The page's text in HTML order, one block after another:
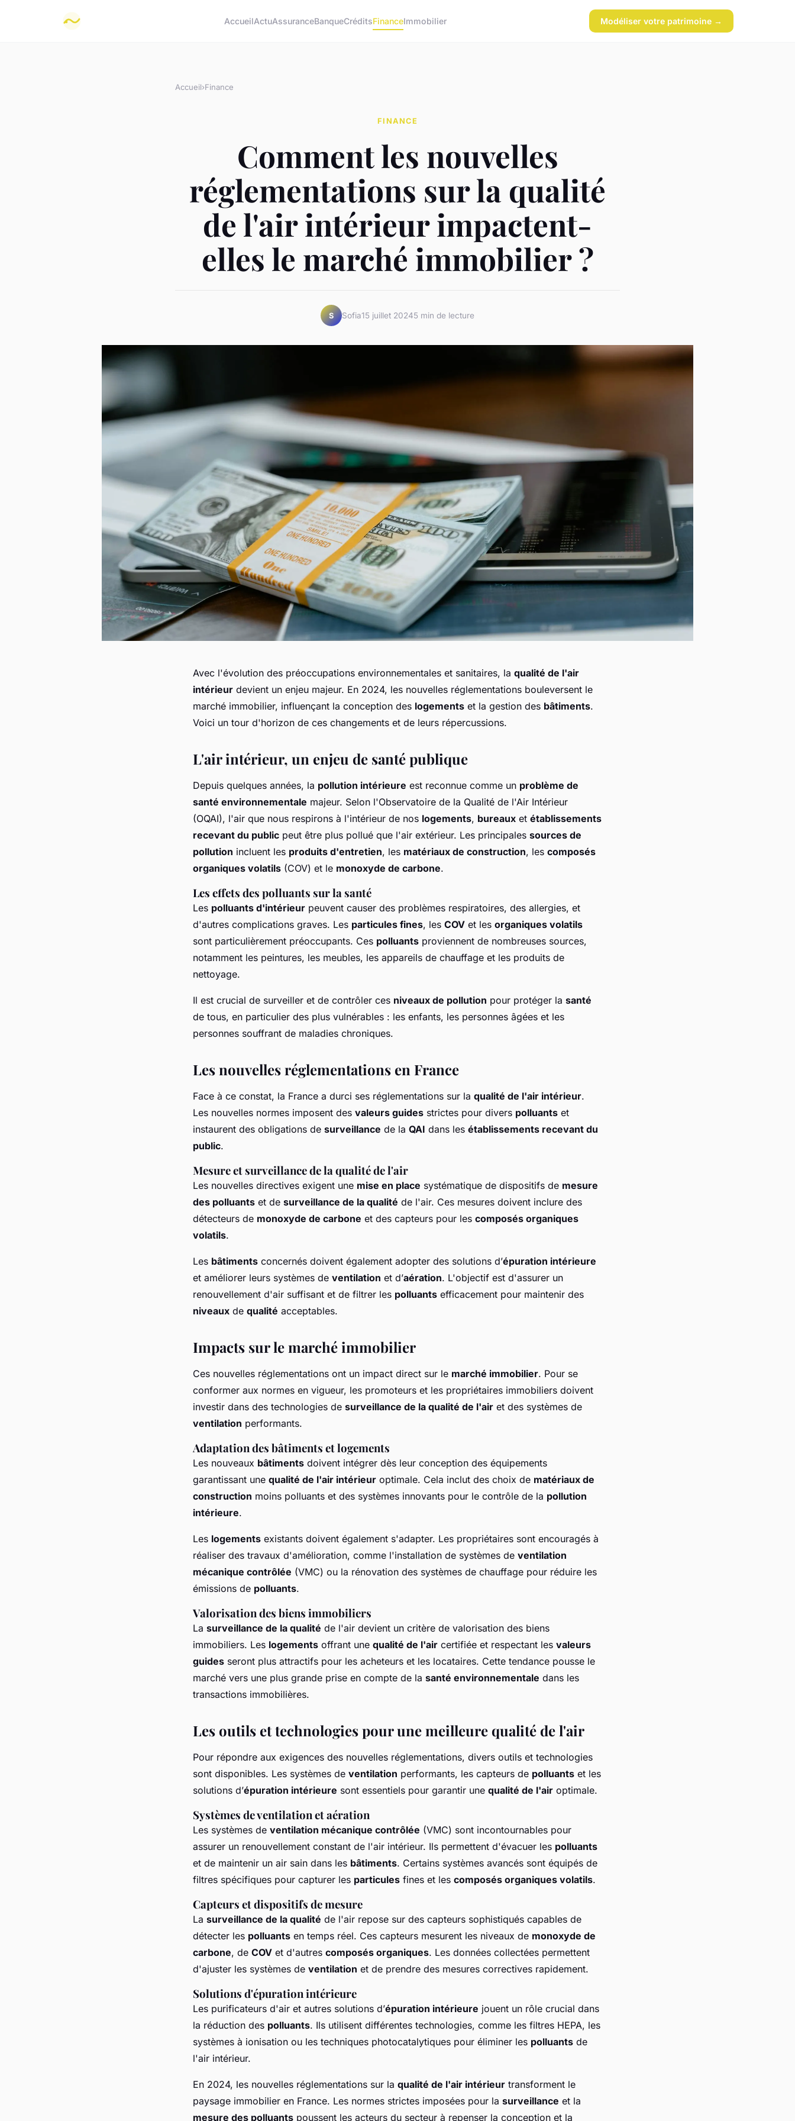
AccueilActuAssuranceBanqueCréditsFinanceImmobilier Modéliser votre patrimoine →
Accueil›Finance
FINANCE
Comment les nouvelles
réglementations sur la qualité
de l'air intérieur impactent-
elles le marché immobilier ?
S Sofia15 juillet 20245 min de lecture
Avec l'évolution des préoccupations environnementales et sanitaires, la qualité de l'air
intérieur devient un enjeu majeur. En 2024, les nouvelles réglementations bouleversent le
marché immobilier, influençant la conception des logements et la gestion des bâtiments.
Voici un tour d'horizon de ces changements et de leurs répercussions.
L'air intérieur, un enjeu de santé publique
Depuis quelques années, la pollution intérieure est reconnue comme un problème de
santé environnementale majeur. Selon l'Observatoire de la Qualité de l'Air Intérieur
(OQAI), l'air que nous respirons à l'intérieur de nos logements, bureaux et établissements
recevant du public peut être plus pollué que l'air extérieur. Les principales sources de
pollution incluent les produits d'entretien, les matériaux de construction, les composés
organiques volatils (COV) et le monoxyde de carbone.
Les effets des polluants sur la santé
Les polluants d'intérieur peuvent causer des problèmes respiratoires, des allergies, et
d'autres complications graves. Les particules fines, les COV et les organiques volatils
sont particulièrement préoccupants. Ces polluants proviennent de nombreuses sources,
notamment les peintures, les meubles, les appareils de chauffage et les produits de
nettoyage.
Il est crucial de surveiller et de contrôler ces niveaux de pollution pour protéger la santé
de tous, en particulier des plus vulnérables : les enfants, les personnes âgées et les
personnes souffrant de maladies chroniques.
Les nouvelles réglementations en France
Face à ce constat, la France a durci ses réglementations sur la qualité de l'air intérieur.
Les nouvelles normes imposent des valeurs guides strictes pour divers polluants et
instaurent des obligations de surveillance de la QAI dans les établissements recevant du
public.
Mesure et surveillance de la qualité de l'air
Les nouvelles directives exigent une mise en place systématique de dispositifs de mesure
des polluants et de surveillance de la qualité de l'air. Ces mesures doivent inclure des
détecteurs de monoxyde de carbone et des capteurs pour les composés organiques
volatils.
Les bâtiments concernés doivent également adopter des solutions d’épuration intérieure
et améliorer leurs systèmes de ventilation et d’aération. L'objectif est d'assurer un
renouvellement d'air suffisant et de filtrer les polluants efficacement pour maintenir des
niveaux de qualité acceptables.
Impacts sur le marché immobilier
Ces nouvelles réglementations ont un impact direct sur le marché immobilier. Pour se
conformer aux normes en vigueur, les promoteurs et les propriétaires immobiliers doivent
investir dans des technologies de surveillance de la qualité de l'air et des systèmes de
ventilation performants.
Adaptation des bâtiments et logements
Les nouveaux bâtiments doivent intégrer dès leur conception des équipements
garantissant une qualité de l'air intérieur optimale. Cela inclut des choix de matériaux de
construction moins polluants et des systèmes innovants pour le contrôle de la pollution
intérieure.
Les logements existants doivent également s'adapter. Les propriétaires sont encouragés à
réaliser des travaux d'amélioration, comme l'installation de systèmes de ventilation
mécanique contrôlée (VMC) ou la rénovation des systèmes de chauffage pour réduire les
émissions de polluants.
Valorisation des biens immobiliers
La surveillance de la qualité de l'air devient un critère de valorisation des biens
immobiliers. Les logements offrant une qualité de l'air certifiée et respectant les valeurs
guides seront plus attractifs pour les acheteurs et les locataires. Cette tendance pousse le
marché vers une plus grande prise en compte de la santé environnementale dans les
transactions immobilières.
Les outils et technologies pour une meilleure qualité de l'air
Pour répondre aux exigences des nouvelles réglementations, divers outils et technologies
sont disponibles. Les systèmes de ventilation performants, les capteurs de polluants et les
solutions d’épuration intérieure sont essentiels pour garantir une qualité de l'air optimale.
Systèmes de ventilation et aération
Les systèmes de ventilation mécanique contrôlée (VMC) sont incontournables pour
assurer un renouvellement constant de l'air intérieur. Ils permettent d'évacuer les polluants
et de maintenir un air sain dans les bâtiments. Certains systèmes avancés sont équipés de
filtres spécifiques pour capturer les particules fines et les composés organiques volatils.
Capteurs et dispositifs de mesure
La surveillance de la qualité de l'air repose sur des capteurs sophistiqués capables de
détecter les polluants en temps réel. Ces capteurs mesurent les niveaux de monoxyde de
carbone, de COV et d'autres composés organiques. Les données collectées permettent
d'ajuster les systèmes de ventilation et de prendre des mesures correctives rapidement.
Solutions d'épuration intérieure
Les purificateurs d'air et autres solutions d’épuration intérieure jouent un rôle crucial dans
la réduction des polluants. Ils utilisent différentes technologies, comme les filtres HEPA, les
systèmes à ionisation ou les techniques photocatalytiques pour éliminer les polluants de
l'air intérieur.
En 2024, les nouvelles réglementations sur la qualité de l'air intérieur transforment le
paysage immobilier en France. Les normes strictes imposées pour la surveillance et la
mesure des polluants poussent les acteurs du secteur à repenser la conception et la